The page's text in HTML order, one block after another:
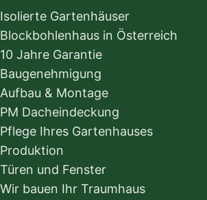
Isolierte Gartenhäuser
Blockbohlenhaus in Österreich
10 Jahre Garantie
Baugenehmigung
Aufbau & Montage
PM Dacheindeckung
Pflege Ihres Gartenhauses
Produktion
Türen und Fenster
Wir bauen Ihr Traumhaus